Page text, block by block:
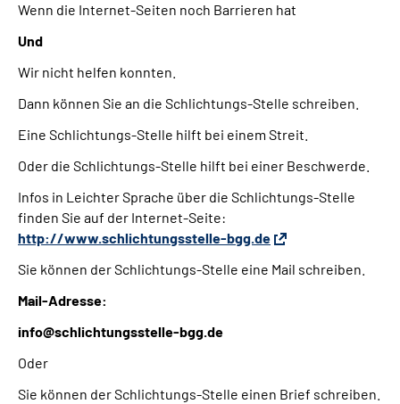
Wenn die Internet-Seiten noch Barrieren hat
Und
Wir nicht helfen konnten.
Dann können Sie an die Schlichtungs-Stelle schreiben.
Eine Schlichtungs-Stelle hilft bei einem Streit.
Oder die Schlichtungs-Stelle hilft bei einer Beschwerde.
Infos in Leichter Sprache über die Schlichtungs-Stelle
finden Sie auf der Internet-Seite:
http://www.schlichtungsstelle-bgg.de
Sie können der Schlichtungs-Stelle eine Mail schreiben.
Mail-Adresse:
info@schlichtungsstelle-bgg.de
Oder
Sie können der Schlichtungs-Stelle einen Brief schreiben.